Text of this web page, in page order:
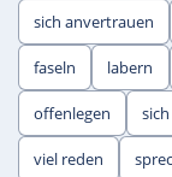
sich anvertrauen
faseln labern
offenlegen
viel reden